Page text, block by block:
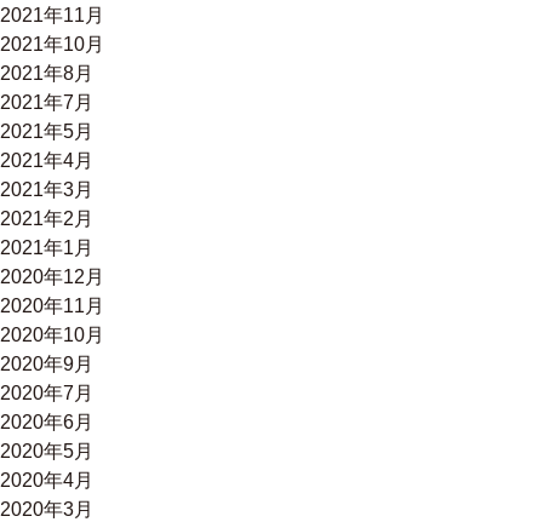
2021年11月
2021年10月
2021年8月
2021年7月
2021年5月
2021年4月
2021年3月
2021年2月
2021年1月
2020年12月
2020年11月
2020年10月
2020年9月
2020年7月
2020年6月
2020年5月
2020年4月
2020年3月